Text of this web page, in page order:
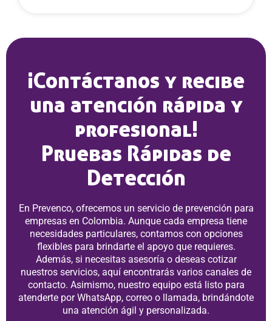
¡Contáctanos y recibe
una atención rápida y
profesional!
Pruebas Rápidas de
Detección
En Prevenco, ofrecemos un servicio de prevención para
empresas en Colombia. Aunque cada empresa tiene
necesidades particulares, contamos con opciones
flexibles para brindarte el apoyo que requieres.
Además, si necesitas asesoría o deseas cotizar
nuestros servicios, aquí encontrarás varios canales de
contacto. Asimismo, nuestro equipo está listo para
atenderte por WhatsApp, correo o llamada, brindándote
una atención ágil y personalizada.